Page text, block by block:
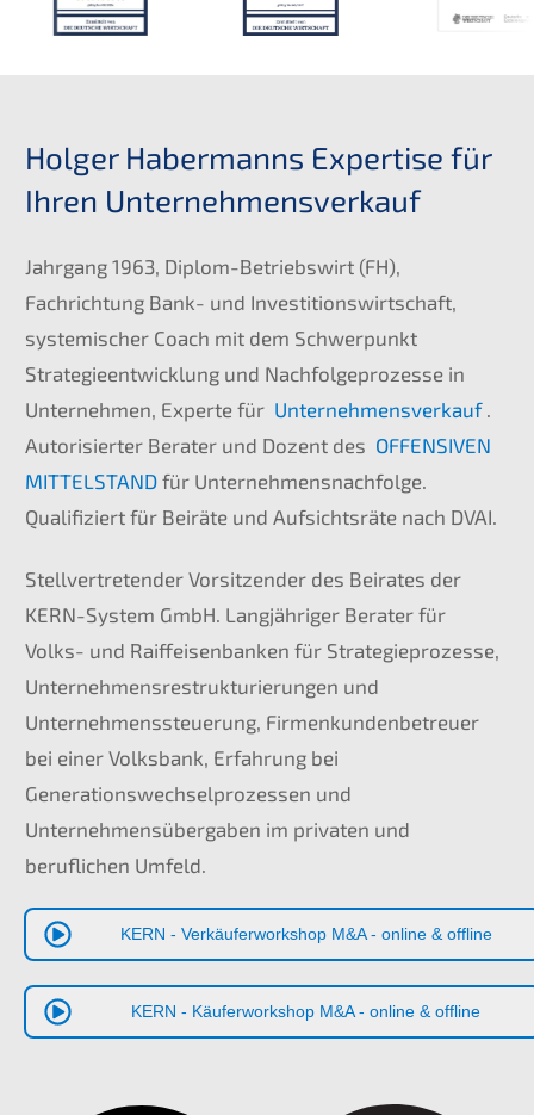
Holger Habermanns Expertise für
Ihren Unternehmensverkauf
Jahrgang 1963, Diplom-Betriebswirt (FH),
Fachrichtung Bank- und Investitionswirtschaft,
systemischer Coach mit dem Schwerpunkt
Strategieentwicklung und Nachfolgeprozesse in
Unternehmen, Experte für Unternehmensverkauf.
Autorisierter Berater und Dozent des OFFENSIVEN
MITTELSTAND für Unternehmensnachfolge.
Qualifiziert für Beiräte und Aufsichtsräte nach DVAI.
Stellvertretender Vorsitzender des Beirates der
KERN-System GmbH. Langjähriger Berater für
Volks- und Raiffeisenbanken für Strategieprozesse,
Unternehmensrestrukturierungen und
Unternehmenssteuerung, Firmenkundenbetreuer
bei einer Volksbank, Erfahrung bei
Generationswechselprozessen und
Unternehmensübergaben im privaten und
beruflichen Umfeld.
KERN - Verkäuferworkshop M&A - online & offline
KERN - Käuferworkshop M&A - online & offline